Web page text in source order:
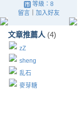
等級：8
留言｜ 加入好友
文章推薦人 (4)
zZ
sheng
乱石
麥芽糖